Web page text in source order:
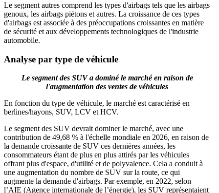
Le segment autres comprend les types d'airbags tels que les airbags
genoux, les airbags piétons et autres. La croissance de ces types
d'airbags est associée à des préoccupations croissantes en matière
de sécurité et aux développements technologiques de l'industrie
automobile.
Analyse par type de véhicule
Le segment des SUV a dominé le marché en raison de
l'augmentation des ventes de véhicules
En fonction du type de véhicule, le marché est caractérisé en
berlines/hayons, SUV, LCV et HCV.
Le segment des SUV devrait dominer le marché, avec une
contribution de 49,68 % à l'échelle mondiale en 2026, en raison de
la demande croissante de SUV ces dernières années, les
consommateurs étant de plus en plus attirés par les véhicules
offrant plus d'espace, d'utilité et de polyvalence. Cela a conduit à
une augmentation du nombre de SUV sur la route, ce qui
augmente la demande d'airbags. Par exemple, en 2022, selon
l’AIE (Agence internationale de l’énergie), les SUV représentaient